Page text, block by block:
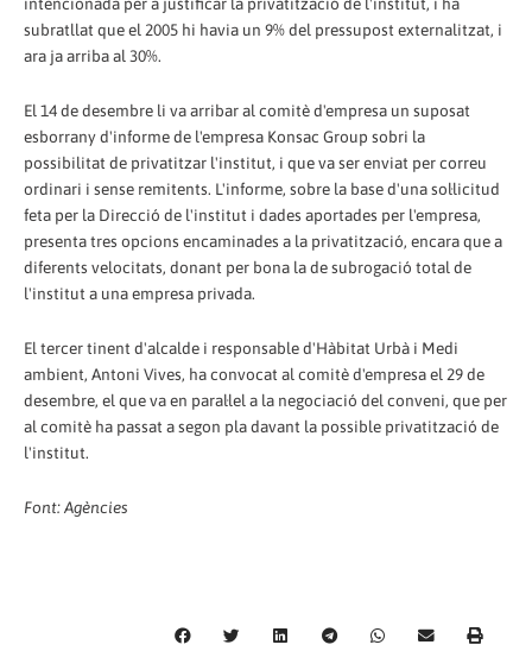
subratllat que el 2005 hi havia un 9% del pressupost externalitzat, i
ara ja arriba al 30%.
El 14 de desembre li va arribar al comitè d'empresa un suposat
esborrany d'informe de l'empresa Konsac Group sobri la
possibilitat de privatitzar l'institut, i que va ser enviat per correu
ordinari i sense remitents. L'informe, sobre la base d'una sol·licitud
feta per la Direcció de l'institut i dades aportades per l'empresa,
presenta tres opcions encaminades a la privatització, encara que a
diferents velocitats, donant per bona la de subrogació total de
l'institut a una empresa privada.
El tercer tinent d'alcalde i responsable d'Hàbitat Urbà i Medi
ambient, Antoni Vives, ha convocat al comitè d'empresa el 29 de
desembre, el que va en paral·lel a la negociació del conveni, que per
al comitè ha passat a segon pla davant la possible privatització de
l'institut.
Font: Agències